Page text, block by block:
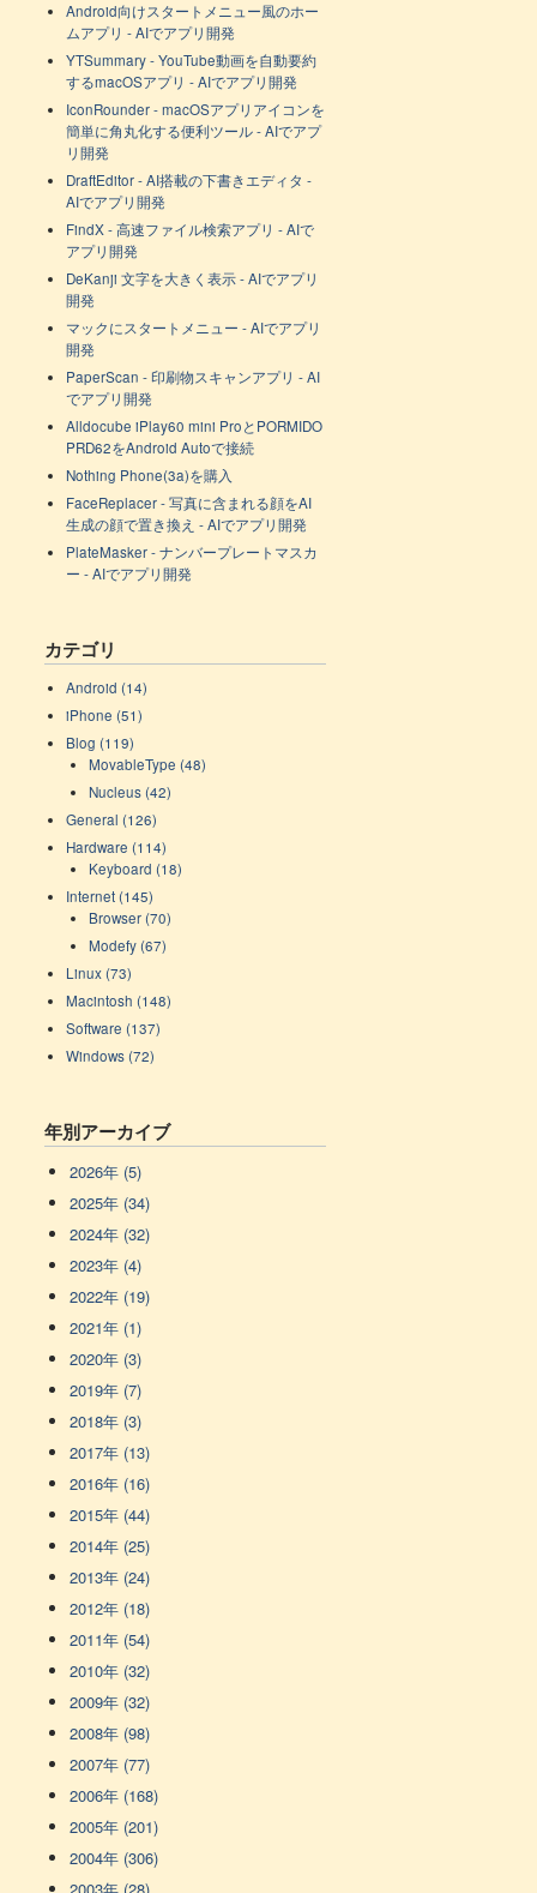
Android向けスタートメニュー風のホー
ムアプリ - AIでアプリ開発
YTSummary - YouTube動画を自動要約
するmacOSアプリ - AIでアプリ開発
IconRounder - macOSアプリアイコンを
簡単に角丸化する便利ツール - AIでアプ
リ開発
DraftEditor - AI搭載の下書きエディタ -
AIでアプリ開発
FindX - 高速ファイル検索アプリ - AIで
アプリ開発
DeKanji 文字を大きく表示 - AIでアプリ
開発
マックにスタートメニュー - AIでアプリ
開発
PaperScan - 印刷物スキャンアプリ - AI
でアプリ開発
Alldocube iPlay60 mini ProとPORMIDO
PRD62をAndroid Autoで接続
Nothing Phone(3a)を購入
FaceReplacer - 写真に含まれる顔をAI
生成の顔で置き換え - AIでアプリ開発
PlateMasker - ナンバープレートマスカ
ー - AIでアプリ開発
カテゴリ
Android (14)
iPhone (51)
Blog (119)
MovableType (48)
Nucleus (42)
General (126)
Hardware (114)
Keyboard (18)
Internet (145)
Browser (70)
Modefy (67)
Linux (73)
Macintosh (148)
Software (137)
Windows (72)
年別アーカイブ
2026年 (5)
2025年 (34)
2024年 (32)
2023年 (4)
2022年 (19)
2021年 (1)
2020年 (3)
2019年 (7)
2018年 (3)
2017年 (13)
2016年 (16)
2015年 (44)
2014年 (25)
2013年 (24)
2012年 (18)
2011年 (54)
2010年 (32)
2009年 (32)
2008年 (98)
2007年 (77)
2006年 (168)
2005年 (201)
2004年 (306)